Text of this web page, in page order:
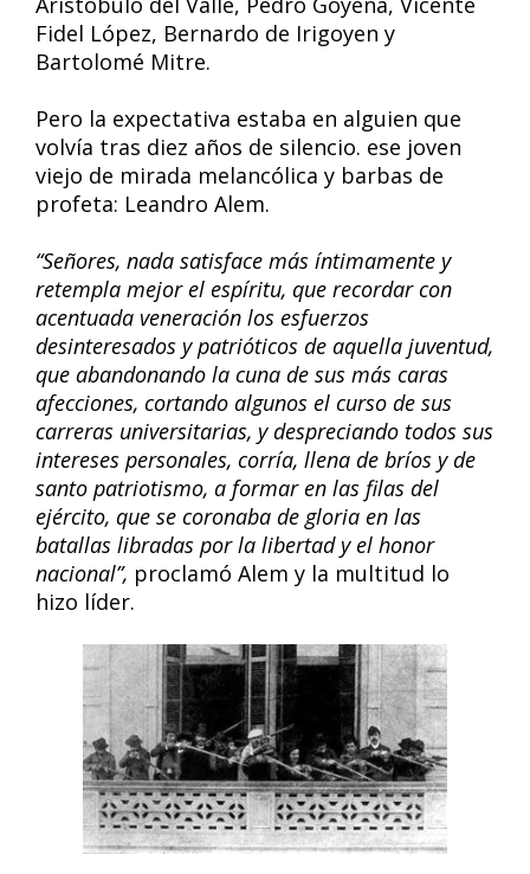
Fidel López, Bernardo de Irigoyen y
Bartolomé Mitre.
Pero la expectativa estaba en alguien que
volvía tras diez años de silencio. ese joven
viejo de mirada melancólica y barbas de
profeta: Leandro Alem.
“Señores, nada satisface más íntimamente y
retempla mejor el espíritu, que recordar con
acentuada veneración los esfuerzos
desinteresados y patrióticos de aquella juventud,
que abandonando la cuna de sus más caras
afecciones, cortando algunos el curso de sus
carreras universitarias, y despreciando todos sus
intereses personales, corría, llena de bríos y de
santo patriotismo, a formar en las filas del
ejército, que se coronaba de gloria en las
batallas libradas por la libertad y el honor
nacional”, proclamó Alem y la multitud lo
hizo líder.